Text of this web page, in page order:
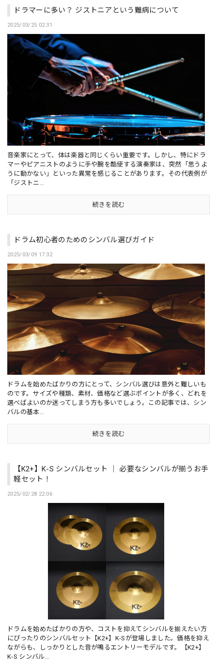
ドラマーに多い？ ジストニアという難病について
2025/03/25 02:31
音楽家にとって、体は楽器と同じくらい重要です。しかし、特にドラ
マーやピアニストのように手や腕を酷使する演奏家は、突然「思うよ
うに動かない」といった異常を感じることがあります。その代表例が
「ジストニ...
続きを読む
ドラム初心者のためのシンバル選びガイド
2025/03/09 17:32
ドラムを始めたばかりの方にとって、シンバル選びは意外と難しいも
のです。サイズや種類、素材、価格など選ぶポイントが多く、どれを
選べばよいのか迷ってしまう方も多いでしょう。この記事では、シン
バルの基本...
続きを読む
【K2+】K-S シンバルセット ｜ 必要なシンバルが揃うお手
軽セット！
2025/02/28 22:06
ドラムを始めたばかりの方や、コストを抑えてシンバルを揃えたい方
にぴったりのシンバルセット【K2+】K-Sが登場しました。価格を抑え
ながらも、しっかりとした音が鳴るエントリーモデルです。【K2+】
K-S シンバル...